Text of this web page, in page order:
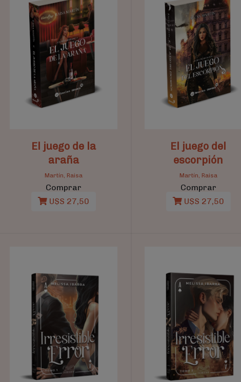
El juego de la
araña
Martín, Raisa
Comprar
U$S 27,50
El juego del
escorpión
Martín, Raisa
Comprar
U$S 27,50